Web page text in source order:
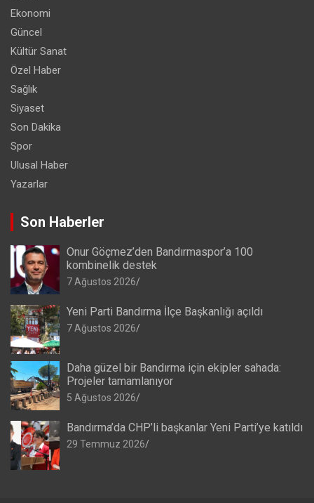
Ekonomi
Güncel
Kültür Sanat
Özel Haber
Sağlık
Siyaset
Son Dakika
Spor
Ulusal Haber
Yazarlar
Son Haberler
Onur Göçmez’den Bandırmaspor’a 100
kombinelik destek
7 Ağustos 2026
Yeni Parti Bandırma İlçe Başkanlığı açıldı
7 Ağustos 2026
Daha güzel bir Bandırma için ekipler sahada:
Projeler tamamlanıyor
5 Ağustos 2026
Bandırma’da CHP’li başkanlar Yeni Parti’ye katıldı
29 Temmuz 2026